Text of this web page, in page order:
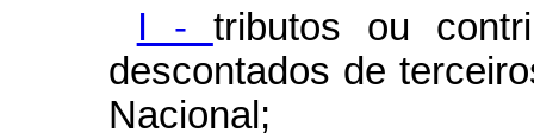
I - tributos ou
descontados de
Nacional;